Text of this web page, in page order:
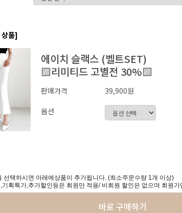
상품]
에이치 슬랙스 (벨트SET)
▨리미티드 고별전 30%▨
판매가격
39,900원
옵션
선택하시면 아래에상품이 추가됩니다. (최소주문수량 1개 이상)
획특가,추가할인등은 회원만 적용/ 비회원 할인은 없으며 회원
바로 구매하기